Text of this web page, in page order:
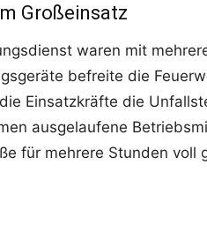
Großeinsatz
waren mit
befreite die
Einsatzkräfte die
ausgelaufene
für mehrere Stunden voll